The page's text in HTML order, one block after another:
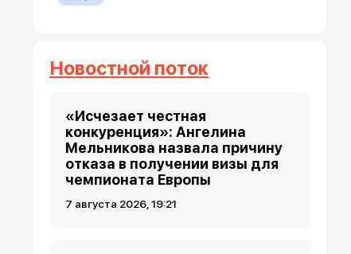
Новостной поток
«Исчезает честная
конкуренция»: Ангелина
Мельникова назвала причину
отказа в получении визы для
чемпионата Европы
7 августа 2026, 19:21